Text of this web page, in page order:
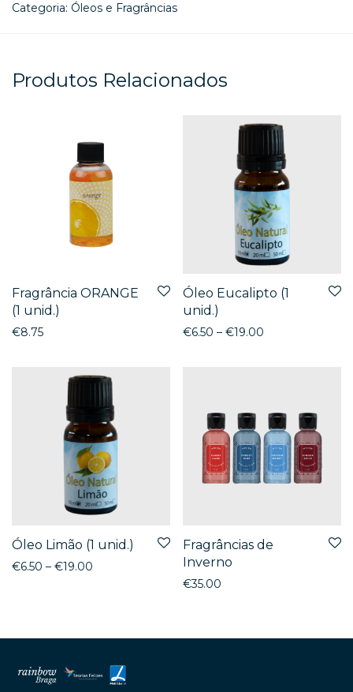
Categoria: Óleos e Fragrâncias
Produtos Relacionados
Fragrância ORANGE
(1 unid.)
€8.75
Óleo Eucalipto (1
unid.)
€6.50 – €19.00
Óleo Limão (1 unid.)
€6.50 – €19.00
Fragrâncias de
Inverno
€35.00